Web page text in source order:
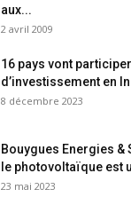
aux...
2 avril 2009
16 pays vont
d’investissement en
8 décembre 2023
Bouygues Energies &
le photovoltaïque est
23 mai 2023